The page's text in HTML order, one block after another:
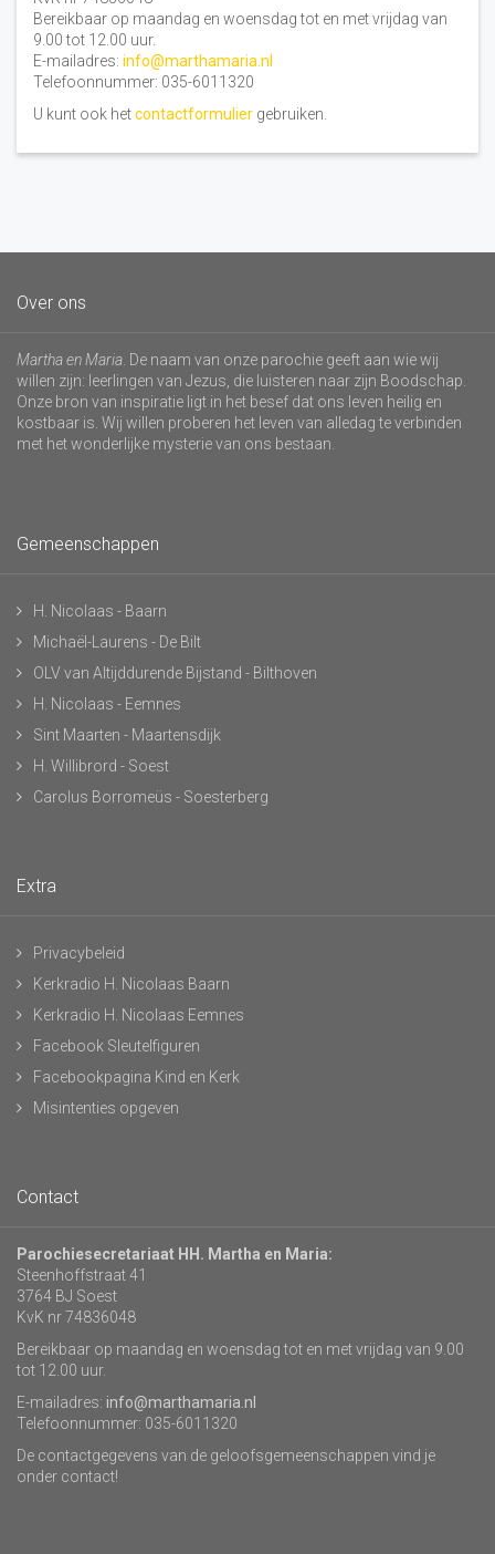
Bereikbaar op maandag en woensdag tot en met vrijdag van
9.00 tot 12.00 uur.
E-mailadres: info@marthamaria.nl
Telefoonnummer: 035-6011320
U kunt ook hetcontactformulier gebruiken.
Over ons
Martha en Maria . De naam van onze parochie geeft aan wie wij
willen zijn: leerlingen van Jezus, die luisteren naar zijn Boodschap.
Onze bron van inspiratie ligt in het besef dat ons leven heilig en
kostbaar is. Wij willen proberen het leven van alledag te verbinden
met het wonderlijke mysterie van ons bestaan.
Gemeenschappen
H. Nicolaas - Baarn
Michaël-Laurens - De Bilt
OLV van Altijddurende Bijstand - Bilthoven
H. Nicolaas - Eemnes
Sint Maarten - Maartensdijk
H. Willibrord - Soest
Carolus Borromeüs - Soesterberg
Extra
Privacybeleid
Kerkradio H. Nicolaas Baarn
Kerkradio H. Nicolaas Eemnes
Facebook Sleutelfiguren
Facebookpagina Kind en Kerk
Misintenties opgeven
Contact
Parochiesecretariaat HH. Martha en Maria:
Steenhoffstraat 41
3764 BJ Soest
KvK nr 74836048
Bereikbaar op maandag en woensdag tot en met vrijdag van 9.00
tot 12.00 uur.
E-mailadres: info@marthamaria.nl
Telefoonnummer: 035-6011320
De contactgegevens van de geloofsgemeenschappen vind je
onder contact!